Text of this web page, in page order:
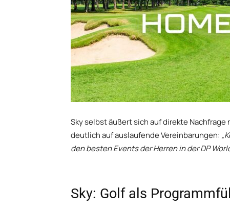
Sky selbst äußert sich auf direkte
deutlich auf auslaufende Vereinbarungen:
den besten Events der Herren in der DP
Sky: Golf als